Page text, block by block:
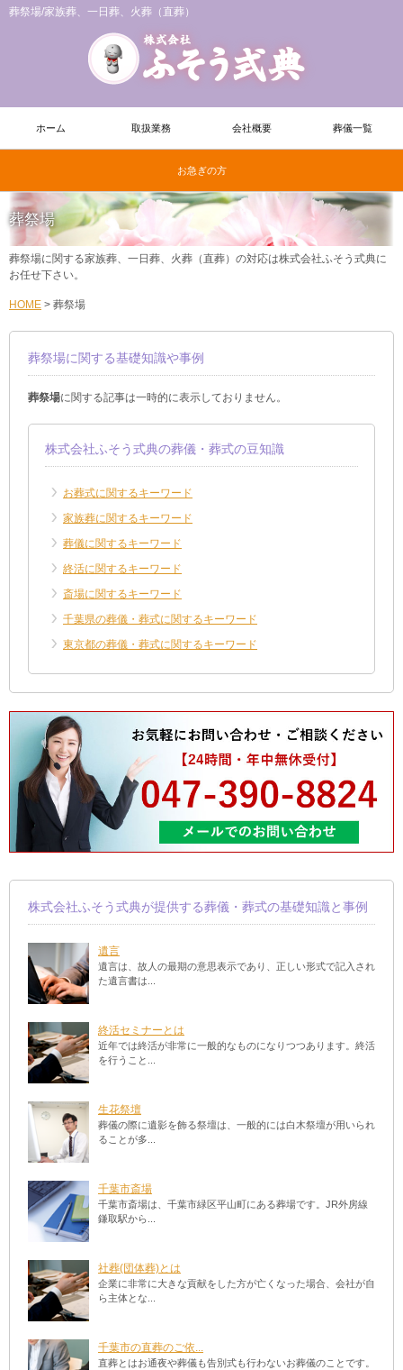
葬祭場/家族葬、一日葬、火葬（直葬）
ホーム 取扱業務 会社概要 葬儀一覧
お急ぎの方
葬祭場
葬祭場に関する家族葬、一日葬、火葬（直葬）の対応は株式会社ふそう式典に
お任せ下さい。
HOME > 葬祭場
葬祭場に関する基礎知識や事例
葬祭場に関する記事は一時的に表示しておりません。
株式会社ふそう式典の葬儀・葬式の豆知識
お葬式に関するキーワード
家族葬に関するキーワード
葬儀に関するキーワード
終活に関するキーワード
斎場に関するキーワード
千葉県の葬儀・葬式に関するキーワード
東京都の葬儀・葬式に関するキーワード
株式会社ふそう式典が提供する葬儀・葬式の基礎知識と事例
遺言
遺言は、故人の最期の意思表示であり、正しい形式で記入され
た遺言書は...
終活セミナーとは
近年では終活が非常に一般的なものになりつつあります。終活
を行うこと...
生花祭壇
葬儀の際に遺影を飾る祭壇は、一般的には白木祭壇が用いられ
ることが多...
千葉市斎場
千葉市斎場は、千葉市緑区平山町にある葬場です。JR外房線
鎌取駅から...
社葬(団体葬)とは
企業に非常に大きな貢献をした方が亡くなった場合、会社が自
ら主体とな...
千葉市の直葬のご依...
直葬とはお通夜や葬儀も告別式も行わないお葬儀のことです。